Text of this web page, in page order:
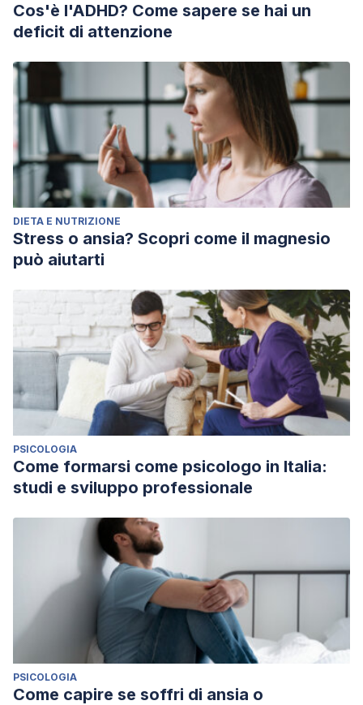
Cos'è l'ADHD? Come sapere se hai un
deficit di attenzione
DIETA E NUTRIZIONE
Stress o ansia? Scopri come il magnesio
può aiutarti
PSICOLOGIA
Come formarsi come psicologo in Italia:
studi e sviluppo professionale
PSICOLOGIA
Come capire se soffri di ansia o